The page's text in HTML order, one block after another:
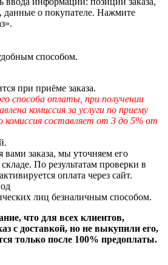
данные о покупателе. Нажмите
способом.
при приёме заказа.
способа оплаты, при получении
комиссия за услуги по приему
составляет от 3 до 5% от
вами заказа, мы уточняем его
По результатам проверки в
оплата через сайт.
лиц безналичным способом.
что для всех клиентов,
с доставкой, но не выкупили его,
только после 100% предоплаты.